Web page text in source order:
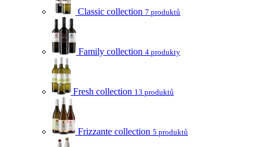
Classic collection 7 produktů
Family collection 4 produkty
Fresh collection 13 produktů
Frizzante collection 5 produktů